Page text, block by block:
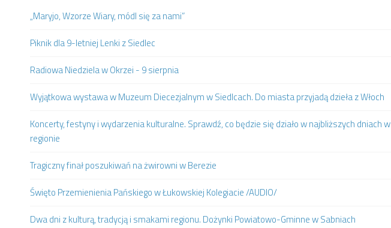
„Maryjo, Wzorze Wiary, módl się za nami”
Piknik dla 9-letniej Lenki z Siedlec
Radiowa Niedziela w Okrzei - 9 sierpnia
Wyjątkowa wystawa w Muzeum Diecezjalnym w Siedlcach. Do miasta przyjadą dzieła z Włoch
Koncerty, festyny i wydarzenia kulturalne. Sprawdź, co będzie się działo w najbliższych dniach w
regionie
Tragiczny finał poszukiwań na żwirowni w Berezie
Święto Przemienienia Pańskiego w Łukowskiej Kolegiacie /AUDIO/
Dwa dni z kulturą, tradycją i smakami regionu. Dożynki Powiatowo-Gminne w Sabniach